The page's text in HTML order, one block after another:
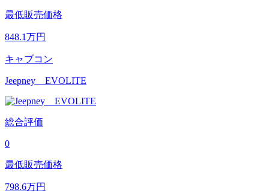
最低販売価格
848.1万円
キャブコン
Jeepney EVOLITE
総合評価
0
最低販売価格
798.6万円